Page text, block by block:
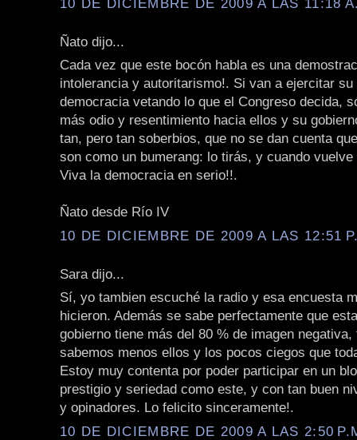
Ñato dijo...
Cada vez que este bocón habla es una
intolerancia y autoritarismo!. Si van a ejercitar su
democracia vetando lo que el Congreso decida,
más odio y resentimiento hacia ellos y su
tan, pero tan soberbios, que no se dan cuenta
son como un bumerang: lo tirás, y cuando
Viva la democracia en serio!!.
Ñato desde Río IV
10 DE DICIEMBRE DE 2009 A LAS 12:51
Sara dijo...
Sí, yo tambien escuché la radio y esa encuesta
hicieron. Además se sabe perfectamente que
gobierno tiene más del 80 % de imagen negativa,
sabemos menos ellos y los pocos ciegos que
Estoy muy contenta por poder participar en un
prestigio y seriedad como este, y con tan buen
y opinadores. Lo felicito sinceramente!.
10 DE DICIEMBRE DE 2009 A LAS 2:50